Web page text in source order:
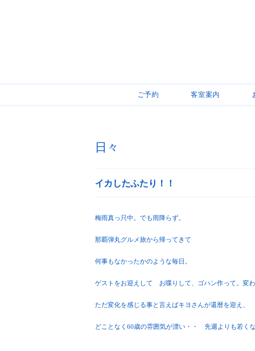
ご予約 客室案内
日々
イカしたふたり！！
梅雨真っ只中。でも雨降らず。
那覇弾丸グルメ旅から帰ってきて
何事もなかったかのような毎日。
ゲストをお迎えして お喋りして、ゴハン作って。変わ
ただ変化を感じる事と言えばキヨさんが還暦を迎え、
どことなく60歳の雰囲気が漂い・・ 先週よりも若く